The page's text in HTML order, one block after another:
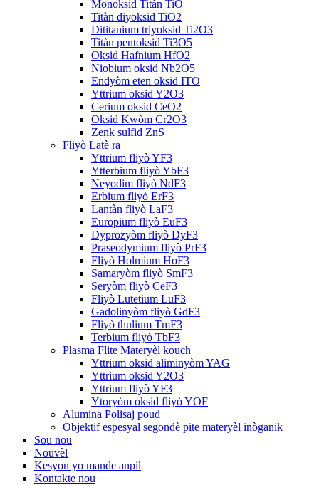
Monoksid Titàn TiO
Titàn diyoksid TiO2
Dititanium triyoksid Ti2O3
Titàn pentoksid Ti3O5
Oksid Hafnium HfO2
Niobium oksid Nb2O5
Endyòm eten oksid ITO
Yttrium oksid Y2O3
Cerium oksid CeO2
Oksid Kwòm Cr2O3
Zenk sulfid ZnS
Fliyò Latè ra
Yttrium fliyò YF3
Ytterbium fliyò YbF3
Neyodim fliyò NdF3
Erbium fliyò ErF3
Lantàn fliyò LaF3
Europium fliyò EuF3
Dyprozyòm fliyò DyF3
Praseodymium fliyò PrF3
Fliyò Holmium HoF3
Samaryòm fliyò SmF3
Seryòm fliyò CeF3
Fliyò Lutetium LuF3
Gadolinyòm fliyò GdF3
Fliyò thulium TmF3
Terbium fliyò TbF3
Plasma Flite Materyèl kouch
Yttrium oksid aliminyòm YAG
Yttrium oksid Y2O3
Yttrium fliyò YF3
Ytoryòm oksid fliyò YOF
Alumina Polisaj poud
Objektif espesyal segondè pite materyèl inòganik
Sou nou
Nouvèl
Kesyon yo mande anpil
Kontakte nou